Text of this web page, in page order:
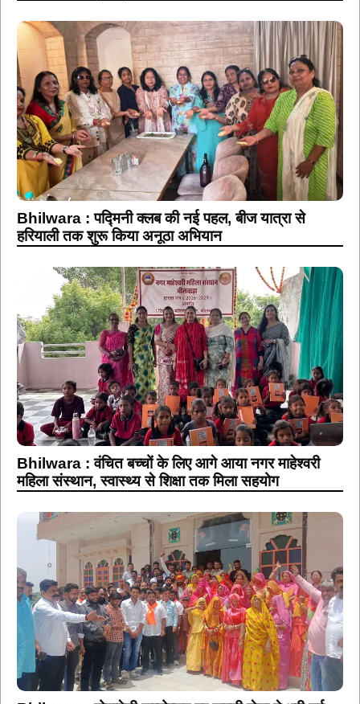
Bhilwara : पद्मिनी क्लब की नई पहल, बीज यात्रा से
हरियाली तक शुरू किया अनूठा अभियान
Bhilwara : वंचित बच्चों के लिए आगे आया नगर माहेश्वरी
महिला संस्थान, स्वास्थ्य से शिक्षा तक मिला सहयोग